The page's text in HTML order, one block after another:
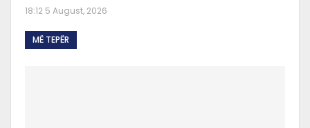
18:12 5 August, 2026
MË TEPËR